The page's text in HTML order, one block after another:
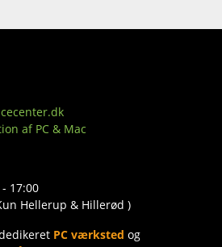
af PC & Mac
17:00
Hellerup & Hillerød )
PC værksted og